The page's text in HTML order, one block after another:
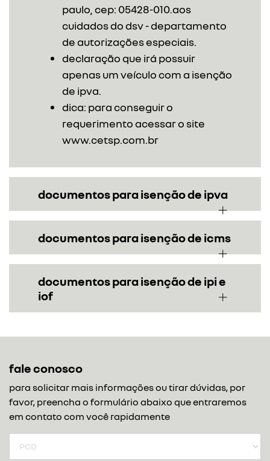
paulo, cep: 05428-010.aos
cuidados do dsv - departamento
de autorizações especiais.
declaração que irá possuir
apenas um veículo com a isenção
de ipva.
dica: para conseguir o
requerimento acessar o site
www.cetsp.com.br
documentos para isenção de ipva
documentos para isenção de icms
documentos para isenção de ipi e
iof
fale conosco
para solicitar mais informações ou tirar dúvidas, por
favor, preencha o formulário abaixo que entraremos
em contato com você rapidamente